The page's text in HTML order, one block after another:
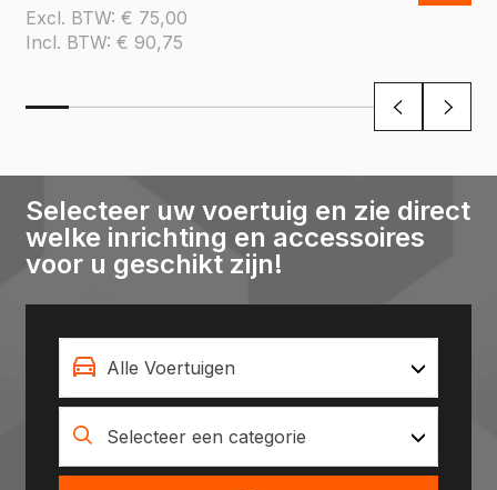
Excl. BTW: € 75,00
Incl. BTW: € 90,75
Selecteer uw voertuig en zie direct
welke inrichting en accessoires
voor u geschikt zijn!
Alle Voertuigen
Selecteer een categorie